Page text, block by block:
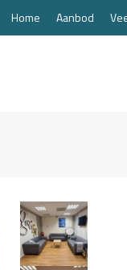
Home Aanbod